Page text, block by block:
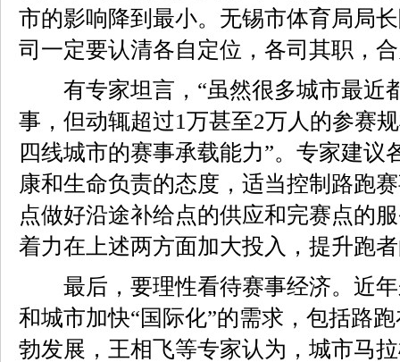
市的影响降到最小。无锡市体育局局
司一定要认清各自定位，各司其职，
有专家坦言，“虽然很多城市最近
事，但动辄超过1万甚至2万人的参赛
四线城市的赛事承载能力”。专家建议
康和生命负责的态度，适当控制路跑
点做好沿途补给点的供应和完赛点的
着力在上述两方面加大投入，提升跑
最后，要理性看待赛事经济。近年
和城市加快“国际化”的需求，包括路
勃发展，王相飞等专家认为，城市马